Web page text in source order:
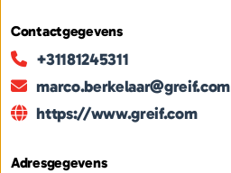
Contactgegevens
+31181245311
marco.berkelaar@greif.com
https://www.greif.com
Adresgegevens